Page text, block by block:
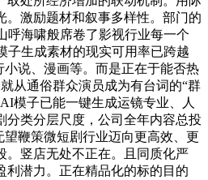
。激励题材和叙事多样性。部门的
呼海啸般席卷了影视行业每一个
子生成素材的现实可用率已跨越
小说、漫画等。而是正在于能否热
从通俗群众演员成为有台词的“群
模子已能一键生成运镜专业、人
分类分层尺度，公司全年内容总投
望鞭策微短剧行业迈向更高效、更
。竖店无处不正在。且同质化严
利潜力。正在精品化的标的目的